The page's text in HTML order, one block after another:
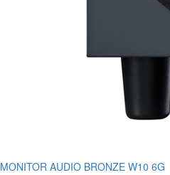
MONITOR AUDIO BRONZE W10 6G